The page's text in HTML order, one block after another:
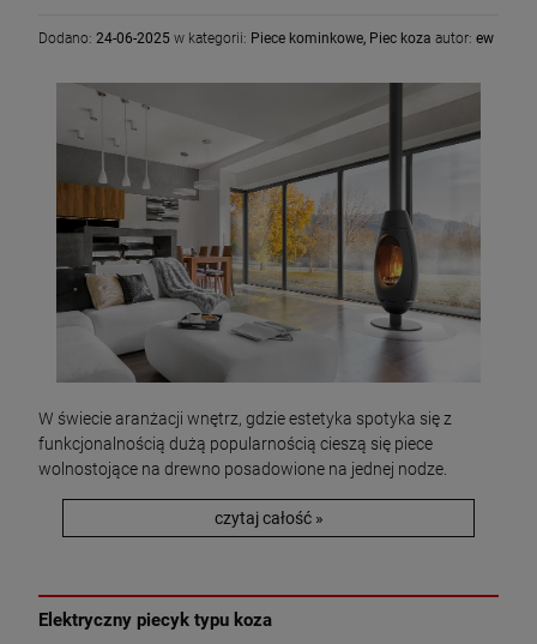
Dodano: 24-06-2025 w kategorii: Piece kominkowe, Piec koza autor: ew
W świecie aranżacji wnętrz, gdzie estetyka spotyka się z
funkcjonalnością dużą popularnością cieszą się piece
wolnostojące na drewno posadowione na jednej nodze.
czytaj całość »
Elektryczny piecyk typu koza